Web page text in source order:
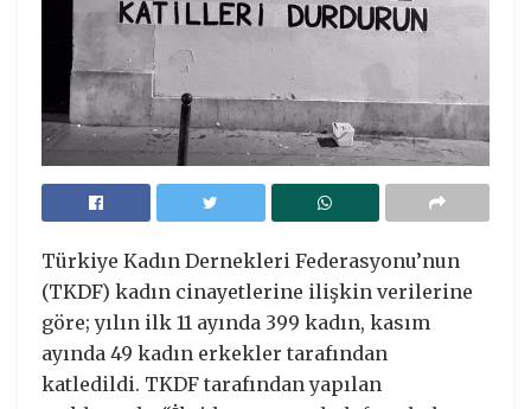
Türkiye Kadın Dernekleri Federasyonu’nun
(TKDF) kadın cinayetlerine ilişkin verilerine
göre; yılın ilk 11 ayında 399 kadın, kasım
ayında 49 kadın erkekler tarafından
katledildi. TKDF tarafından yapılan